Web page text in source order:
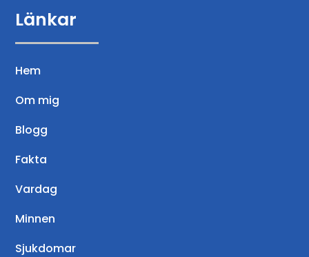
Länkar
Hem
Om mig
Blogg
Fakta
Vardag
Minnen
Sjukdomar